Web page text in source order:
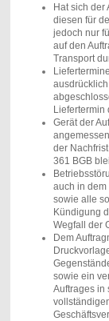
Hat sich der
diesen für
jedoch nur
auf den
Transport
Liefertermin
Gerät der
der
361 BGB
auch in dem
sowie alle
Kündigung
Wegfall der
Dem
sowie ein
Auftrages in